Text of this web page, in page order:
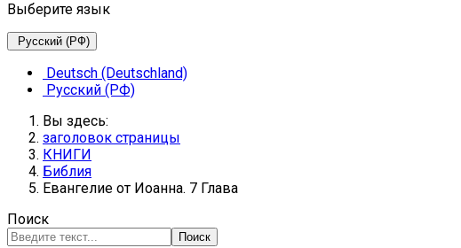
Выберите язык
Русский (РФ)
Deutsch (Deutschland)
Русский (РФ)
Вы здесь:
заголовок страницы
КНИГИ
Библия
Евангелие от Иоанна. 7 Глава
Поиск
Поиск